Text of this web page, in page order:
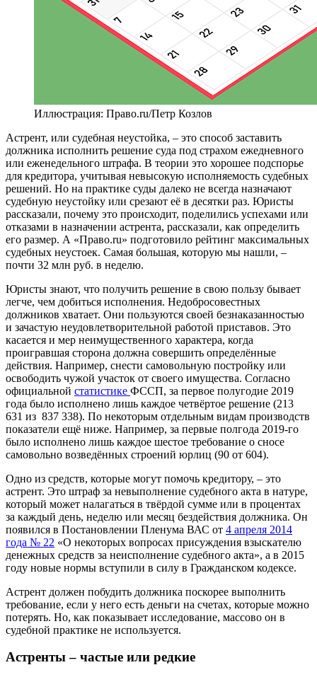
Иллюстрация: Право.ru/Петр Козлов
Астрент, или судебная неустойка, – это способ заставить
должника исполнить решение суда под страхом ежедневного
или еженедельного штрафа. В теории это хорошее подспорье
для кредитора, учитывая невысокую исполняемость судебных
решений. Но на практике суды далеко не всегда назначают
судебную неустойку или срезают её в десятки раз. Юристы
рассказали, почему это происходит, поделились успехами или
отказами в назначении астрента, рассказали, как определить
его размер. А «Право.ru» подготовило рейтинг максимальных
судебных неустоек. Самая большая, которую мы нашли, –
почти 32 млн руб. в неделю.
Юристы знают, что получить решение в свою пользу бывает
легче, чем добиться исполнения. Недобросовестных
должников хватает. Они пользуются своей безнаказанностью
и зачастую неудовлетворительной работой приставов. Это
касается и мер неимущественного характера, когда
проигравшая сторона должна совершить определённые
действия. Например, снести самовольную постройку или
освободить чужой участок от своего имущества. Согласно
официальной статистике ФССП, за первое полугодие 2019
года было исполнено лишь каждое четвёртое решение (213
631 из 837 338). По некоторым отдельным видам производств
показатели ещё ниже. Например, за первые полгода 2019-го
было исполнено лишь каждое шестое требование о сносе
самовольно возведённых строений юрлиц (90 от 604).
Одно из средств, которые могут помочь кредитору, – это
астрент. Это штраф за невыполнение судебного акта в натуре,
который может налагаться в твёрдой сумме или в процентах
за каждый день, неделю или месяц бездействия должника. Он
появился в Постановлении Пленума ВАС от 4 апреля 2014
года № 22 «О некоторых вопросах присуждения взыскателю
денежных средств за неисполнение судебного акта», а в 2015
году новые нормы вступили в силу в Гражданском кодексе.
Астрент должен побудить должника поскорее выполнить
требование, если у него есть деньги на счетах, которые можно
потерять. Но, как показывает исследование, массово он в
судебной практике не используется.
Астренты – частые или редкие